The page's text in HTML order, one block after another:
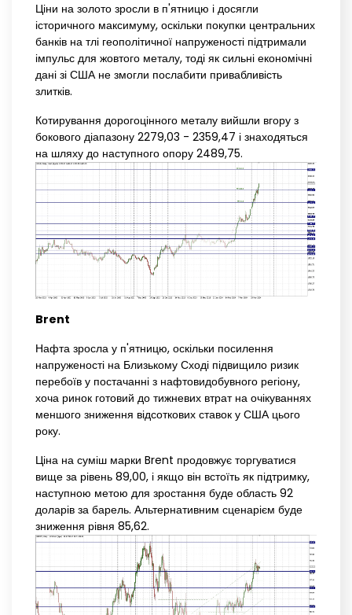
Ціни на золото зросли в п'ятницю і досягли
історичного максимуму, оскільки покупки центральних
банків на тлі геополітичної напруженості підтримали
імпульс для жовтого металу, тоді як сильні економічні
дані зі США не змогли послабити привабливість
злитків.
Котирування дорогоцінного металу вийшли вгору з
бокового діапазону 2279,03 - 2359,47 і знаходяться
на шляху до наступного опору 2489,75.
Brent
Нафта зросла у п'ятницю, оскільки посилення
напруженості на Близькому Сході підвищило ризик
перебоїв у постачанні з нафтовидобувного регіону,
хоча ринок готовий до тижневих втрат на очікуваннях
меншого зниження відсоткових ставок у США цього
року.
Ціна на суміш марки Brent продовжує торгуватися
вище за рівень 89,00, і якщо він встоїть як підтримку,
наступною метою для зростання буде область 92
доларів за барель. Альтернативним сценарієм буде
зниження рівня 85,62.